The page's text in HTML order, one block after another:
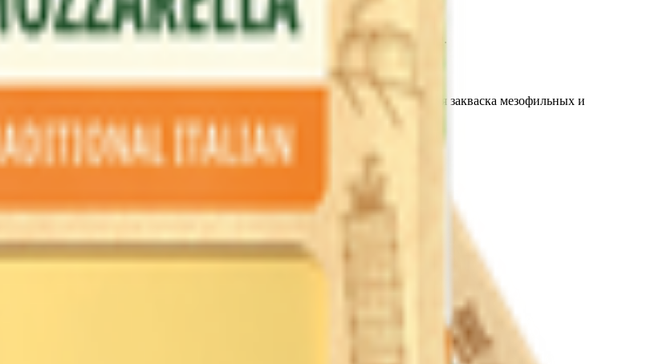
отлично тянется в горячем виде, высокое содержание белка, без ГМО.
агент - ферроцианид калия), уплотнитель - хлорид кальция, бактериальная закваска мезофильных и
происхождения.
район, г. Туров, ул. Ленинская, 154